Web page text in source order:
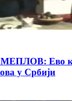
Ево
у Србији